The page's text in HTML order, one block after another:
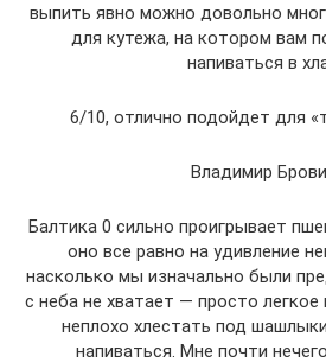
выпить явно можно довольно
для кутежа, на котором вам
напиваться в
6/10, отлично подойдет для
Владимир
Балтика 0 сильно проигрывает
оно все равно на удивление
насколько мы изначально были
с неба не хватает — просто
неплохо хлестать под
напиваться. Мне почти